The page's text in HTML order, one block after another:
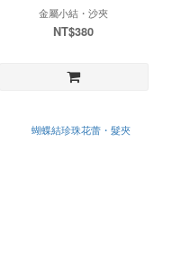
金屬小結・沙夾
NT$380